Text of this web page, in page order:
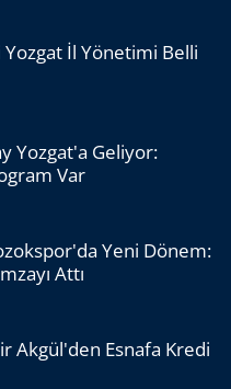
Yozgat İl Yönetimi Belli
Yozgat'a Geliyor:
Var
Yeni Dönem:
Attı
Akgül'den Esnafa Kredi